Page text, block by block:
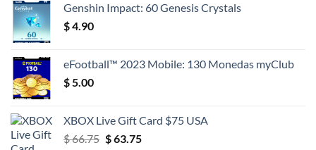
era:
es:
Genshin Impact: 60 Genesis Crystals
$4.90
eFootball™ 2023 Mobile: 130 Monedas myClub
$5.00
XBOX Live Gift Card $75 USA
$66.75 El
$63.75El